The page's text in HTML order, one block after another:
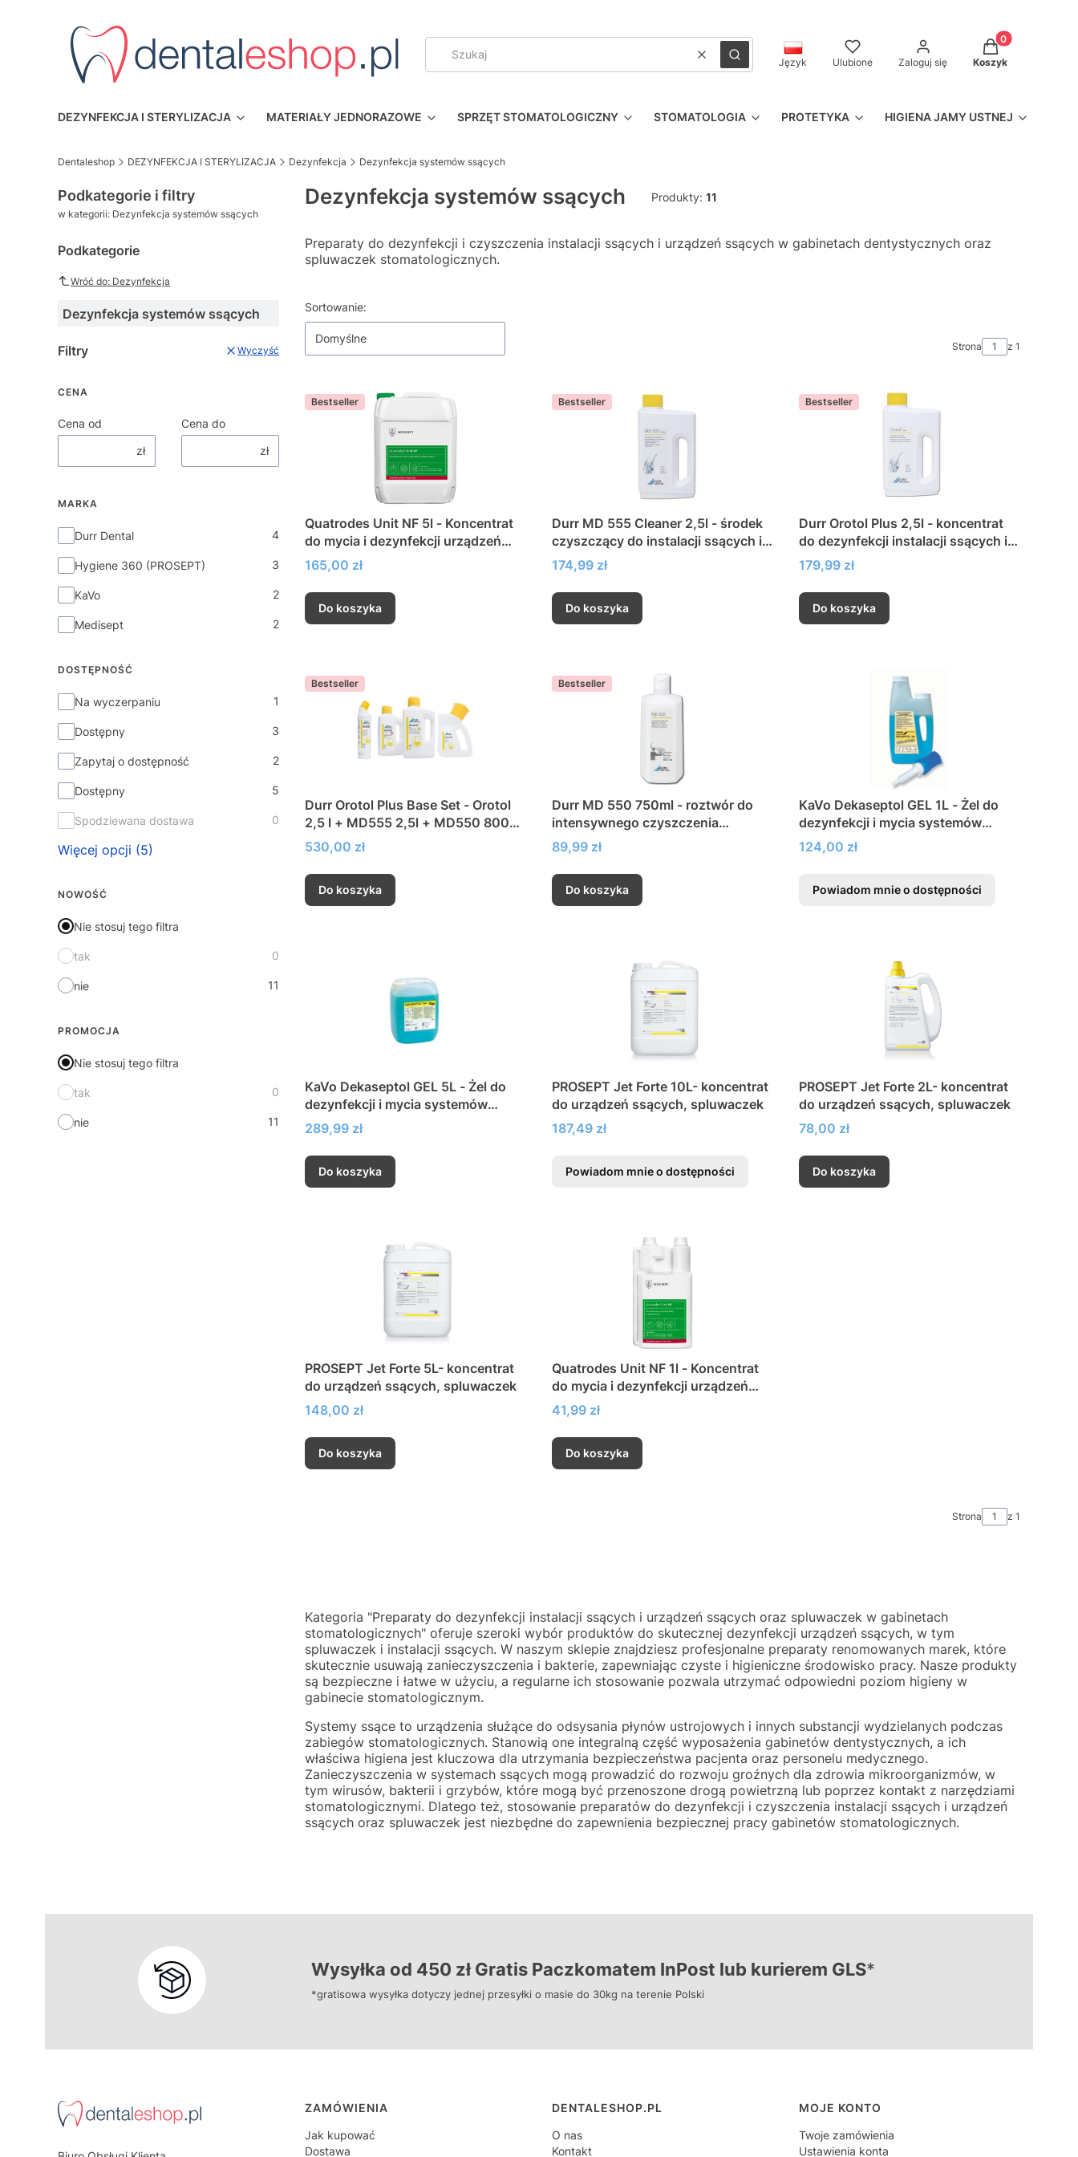
WyczyśćSzukaj Język Ulubione Zaloguj się
Produkty w
Koszyk
DEZYNFEKCJA I STERYLIZACJA MATERIAŁY JEDNORAZOWE SPRZĘT STOMATOLOGICZNY STOMATOLOGIA PROTETYKA HIGIENA JAMY USTNEJ
Dentaleshop DEZYNFEKCJA I STERYLIZACJA Dezynfekcja Dezynfekcja systemów ssących
Podkategorie i filtry
w kategorii: Dezynfekcja systemów ssących
Podkategorie
Wróć do: Dezynfekcja
Dezynfekcja systemów ssących
Filtry Wyczyść
CENA
Cena od
zł
Cena do
zł
MARKA
MarkaDurr Dental 4
Hygiene 360 (PROSEPT) 3
KaVo 2
Medisept 2
DOSTĘPNOŚĆ
Dostępność
Na wyczerpaniu 1
Dostępny 3
Zapytaj o dostępność 2
Dostępny 5
Spodziewana dostawa 0
Więcej opcji (5)
NOWOŚĆ
Nie stosuj tego filtra
tak 0
nie 11
PROMOCJA
Nie stosuj tego filtra
tak 0
nie 11
Dezynfekcja systemów ssących Produkty: 11
Preparaty do dezynfekcji i czyszczenia instalacji ssących i urządzeń ssących w gabinetach dentystycznych oraz
spluwaczek stomatologicznych.
Lista produktów
Sortowanie:
Domyślne
Strona z 1
Bestseller
Quatrodes Unit NF 5l - Koncentrat
do mycia i dezynfekcji urządzeń
ssących
Cena
165,00 zł
Do koszyka
Bestseller
Durr MD 555 Cleaner 2,5l - środek
czyszczący do instalacji ssących i
separatorów amalgamatu
Cena
174,99 zł
Do koszyka
Bestseller
Durr Orotol Plus 2,5l - koncentrat
do dezynfekcji instalacji ssących i
separatorów amalgamatu
Cena
179,99 zł
Do koszyka
Bestseller
Durr Orotol Plus Base Set - Orotol
2,5 l + MD555 2,5l + MD550 800
ml + Orocup
Cena
530,00 zł
Do koszyka
Bestseller
Durr MD 550 750ml - roztwór do
intensywnego czyszczenia
spluwaczek
Cena
89,99 zł
Do koszyka
KaVo Dekaseptol GEL 1L - Żel do
dezynfekcji i mycia systemów
ssących
Cena
124,00 zł
Powiadom mnie o dostępności
KaVo Dekaseptol GEL 5L - Żel do
dezynfekcji i mycia systemów
ssących
Cena
289,99 zł
Do koszyka
PROSEPT Jet Forte 10L- koncentrat
do urządzeń ssących, spluwaczek
Cena
187,49 zł
Powiadom mnie o dostępności
PROSEPT Jet Forte 2L- koncentrat
do urządzeń ssących, spluwaczek
Cena
78,00 zł
Do koszyka
PROSEPT Jet Forte 5L- koncentrat
do urządzeń ssących, spluwaczek
Cena
148,00 zł
Do koszyka
Quatrodes Unit NF 1l - Koncentrat
do mycia i dezynfekcji urządzeń
ssących
Cena
41,99 zł
Do koszyka
Strona z 1
Kategoria "Preparaty do dezynfekcji instalacji ssących i urządzeń ssących oraz spluwaczek w gabinetach
stomatologicznych" oferuje szeroki wybór produktów do skutecznej dezynfekcji urządzeń ssących, w tym
spluwaczek i instalacji ssących. W naszym sklepie znajdziesz profesjonalne preparaty renomowanych marek, które
skutecznie usuwają zanieczyszczenia i bakterie, zapewniając czyste i higieniczne środowisko pracy. Nasze produkty
są bezpieczne i łatwe w użyciu, a regularne ich stosowanie pozwala utrzymać odpowiedni poziom higieny w
gabinecie stomatologicznym.
Systemy ssące to urządzenia służące do odsysania płynów ustrojowych i innych substancji wydzielanych podczas
zabiegów stomatologicznych. Stanowią one integralną część wyposażenia gabinetów dentystycznych, a ich
właściwa higiena jest kluczowa dla utrzymania bezpieczeństwa pacjenta oraz personelu medycznego.
Zanieczyszczenia w systemach ssących mogą prowadzić do rozwoju groźnych dla zdrowia mikroorganizmów, w
tym wirusów, bakterii i grzybów, które mogą być przenoszone drogą powietrzną lub poprzez kontakt z narzędziami
stomatologicznymi. Dlatego też, stosowanie preparatów do dezynfekcji i czyszczenia instalacji ssących i urządzeń
ssących oraz spluwaczek jest niezbędne do zapewnienia bezpiecznej pracy gabinetów stomatologicznych.
Wysyłka od 450 zł Gratis Paczkomatem InPost lub kurierem GLS*
*gratisowa wysyłka dotyczy jednej przesyłki o masie do 30kg na terenie Polski
Linki w stopce
ZAMÓWIENIA
Jak kupować
Dostawa
DENTALESHOP.PL
O nas
Kontakt
MOJE KONTO
Twoje zamówienia
Ustawienia konta